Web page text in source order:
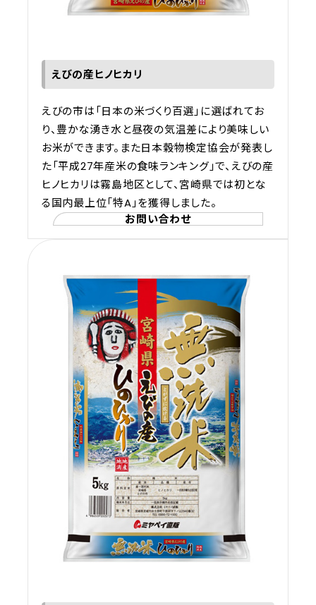
えびの産ヒノヒカリ
えびの市は「日本の米づくり百選」に選ばれてお
り、豊かな湧き水と昼夜の気温差により美味しい
お米ができます。また日本穀物検定協会が発表し
た「平成27年産米の食味ランキング」で、えびの産
ヒノヒカリは霧島地区として、宮崎県では初とな
る国内最上位「特A」を獲得しました。
お問い合わせ